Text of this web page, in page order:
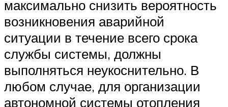
максимально снизить вероятность
возникновения аварийной
ситуации в течение всего срока
службы системы, должны
выполняться неукоснительно. В
любом случае, для организации
автономной системы отопления